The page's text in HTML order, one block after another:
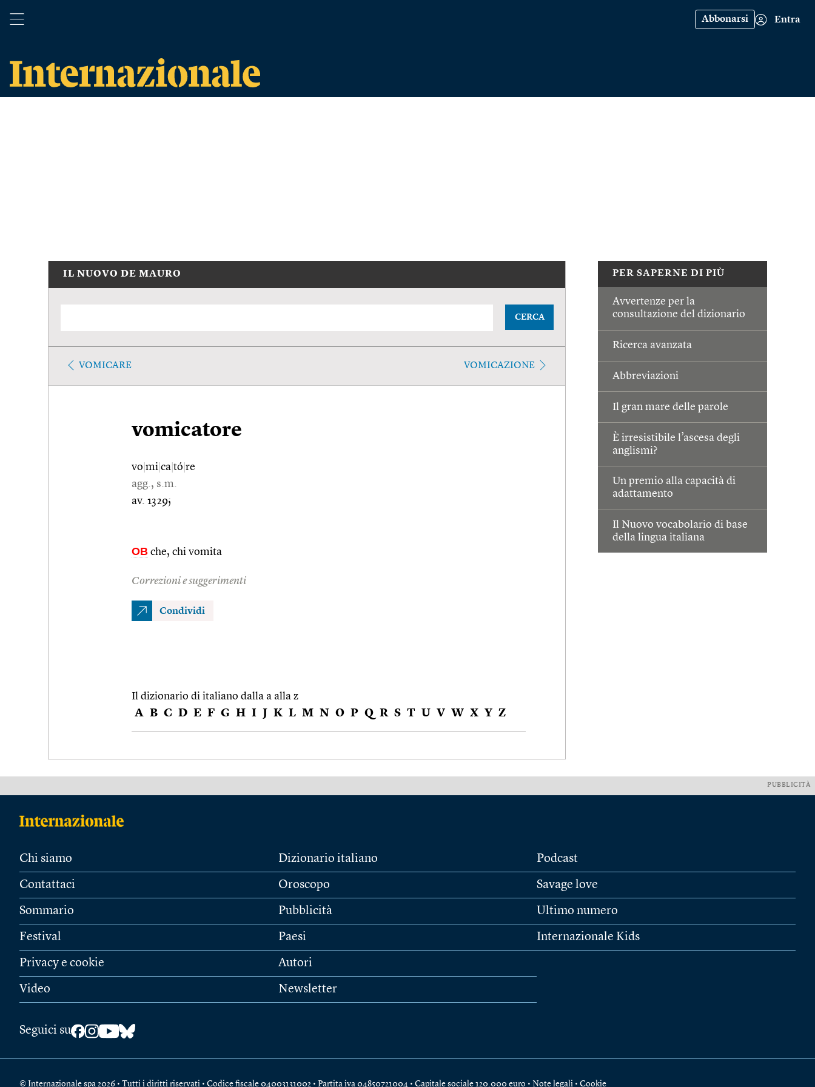
Abbonarsi Entra
PER SAPERNE DI PIÙ
Avvertenze per la
consultazione del dizionario
Ricerca avanzata
Abbreviazioni
Il gran mare delle parole
È irresistibile l’ascesa degli
anglismi?
Un premio alla capacità di
adattamento
Il Nuovo vocabolario di base
della lingua italiana
IL NUOVO DE MAURO
CERCA
VOMICARE VOMICAZIONE
vomicatore
vo mi ca tó re
agg., s.m.
av. 1329;
OB che, chi vomita
Correzioni e suggerimenti
Condividi
Il dizionario di italiano dalla a alla z
A B C D E F G H I J K L M N O P Q R S T U V W X Y Z
PUBBLICITÀ
Chi siamo
Contattaci
Sommario
Festival
Privacy e cookie
Video
Dizionario italiano
Oroscopo
Pubblicità
Paesi
Autori
Newsletter
Podcast
Savage love
Ultimo numero
Internazionale Kids
Seguici su
© Internazionale spa 2026 • Tutti i diritti riservati • Codice fiscale 04003131002 • Partita iva 04850721004 • Capitale sociale 120.000 euro • Note legali • Cookie